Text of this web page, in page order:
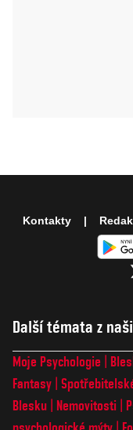
Další témata z
Moje Psychologie
Fantasy
Blesku
Nemovitosti
Kontakty